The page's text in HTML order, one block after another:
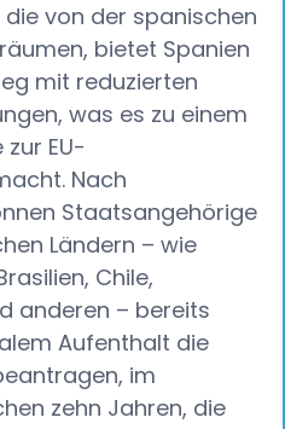
die von der spanischen
bietet Spanien
mit reduzierten
was es zu einem
EU-
Nach
Staatsangehörige
Ländern – wie
Chile,
anderen – bereits
Aufenthalt die
im
zehn Jahren, die